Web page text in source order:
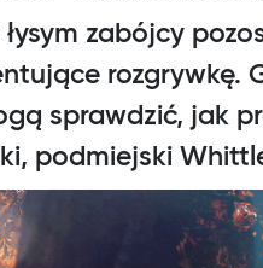
zabójcy
rozgrywkę.
sprawdzić, jak
podmiejski